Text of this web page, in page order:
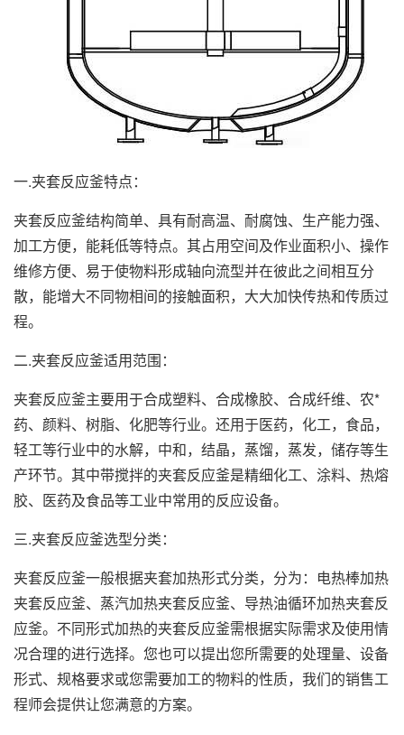
一.夹套反应釜特点：
夹套反应釜结构简单、具有耐高温、耐腐蚀、生产能力强、
加工方便，能耗低等特点。其占用空间及作业面积小、操作
维修方便、易于使物料形成轴向流型并在彼此之间相互分
散，能增大不同物相间的接触面积，大大加快传热和传质过
程。
二.夹套反应釜适用范围：
夹套反应釜主要用于合成塑料、合成橡胶、合成纤维、农*
药、颜料、树脂、化肥等行业。还用于医药，化工，食品，
轻工等行业中的水解，中和，结晶，蒸馏，蒸发，储存等生
产环节。其中带搅拌的夹套反应釜是精细化工、涂料、热熔
胶、医药及食品等工业中常用的反应设备。
三.夹套反应釜选型分类：
夹套反应釜一般根据夹套加热形式分类，分为：电热棒加热
夹套反应釜、蒸汽加热夹套反应釜、导热油循环加热夹套反
应釜。不同形式加热的夹套反应釜需根据实际需求及使用情
况合理的进行选择。您也可以提出您所需要的处理量、设备
形式、规格要求或您需要加工的物料的性质，我们的销售工
程师会提供让您满意的方案。